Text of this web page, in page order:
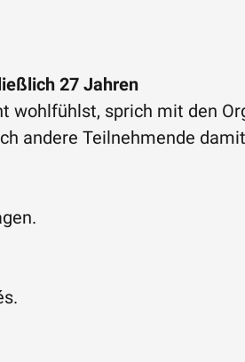
27 Jahren
wohlfühlst, sprich mit den
andere Teilnehmende